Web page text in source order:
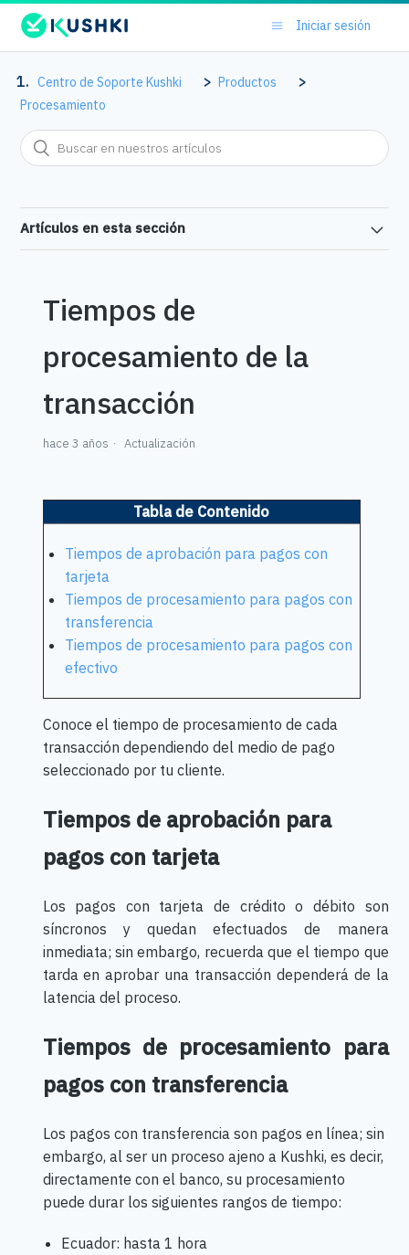
Iniciar sesión
Centro de Soporte Kushki
Productos
Procesamiento
Artículos en esta sección
Tiempos de
procesamiento de la
transacción
hace 3 años Actualización
Tabla de Contenido
Tiempos de aprobación para pagos con
tarjeta
Tiempos de procesamiento para pagos con
transferencia
Tiempos de procesamiento para pagos con
efectivo
Conoce el tiempo de procesamiento de cada
transacción dependiendo del medio de pago
seleccionado por tu cliente.
Tiempos de aprobación para
pagos con tarjeta
Los pagos con tarjeta de crédito o débito son
síncronos y quedan efectuados de manera
inmediata; sin embargo, recuerda que el tiempo que
tarda en aprobar una transacción dependerá de la
latencia del proceso.
Tiempos de procesamiento para
pagos con transferencia
Los pagos con transferencia son pagos en línea; sin
embargo, al ser un proceso ajeno a Kushki, es decir,
directamente con el banco, su procesamiento
puede durar los siguientes rangos de tiempo:
Ecuador: hasta 1 hora